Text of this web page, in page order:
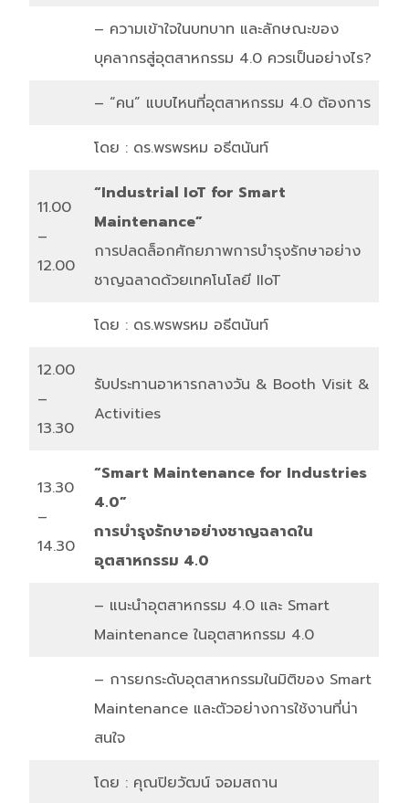
– ความเข้าใจในบทบาท และลักษณะของ
บุคลากรสู่อุตสาหกรรม 4.0 ควรเป็นอย่างไร?
– “คน” แบบไหนที่อุตสาหกรรม 4.0 ต้องการ
โดย : ดร.พรพรหม อธีตนันท์
11.00
–
12.00
“Industrial IoT for Smart
Maintenance”
การปลดล็อกศักยภาพการบำรุงรักษาอย่าง
ชาญฉลาดด้วยเทคโนโลยี IIoT
โดย : ดร.พรพรหม อธีตนันท์
12.00
–
13.30
รับประทานอาหารกลางวัน & Booth Visit &
Activities
13.30
–
14.30
“Smart Maintenance for Industries
4.0”
การบำรุงรักษาอย่างชาญฉลาดใน
อุตสาหกรรม 4.0
– แนะนำอุตสาหกรรม 4.0 และ Smart
Maintenance ในอุตสาหกรรม 4.0
– การยกระดับอุตสาหกรรมในมิติของ Smart
Maintenance และตัวอย่างการใช้งานที่น่า
สนใจ
โดย : คุณปิยวัฒน์ จอมสถาน